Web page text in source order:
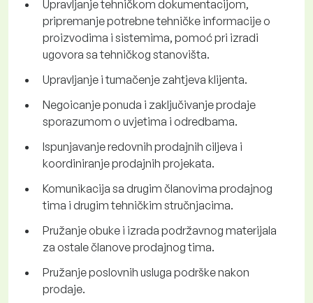
Upravljanje tehničkom dokumentacijom,
pripremanje potrebne tehničke informacije o
proizvodima i sistemima, pomoć pri izradi
ugovora sa tehničkog stanovišta.
Upravljanje i tumačenje zahtjeva klijenta.
Negoicanje ponuda i zaključivanje prodaje
sporazumom o uvjetima i odredbama.
Ispunjavanje redovnih prodajnih ciljeva i
koordiniranje prodajnih projekata.
Komunikacija sa drugim članovima prodajnog
tima i drugim tehničkim stručnjacima.
Pružanje obuke i izrada podržavnog materijala
za ostale članove prodajnog tima.
Pružanje poslovnih usluga podrške nakon
prodaje.